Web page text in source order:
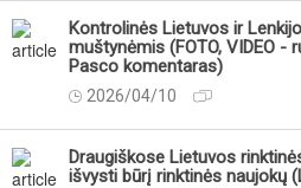
Kontrolinės Lietuvos ir
muštynėmis (FOTO, VIDEO -
Pasco komentaras)
2026/04/10
Draugiškose Lietuvos
išvysti būrį rinktinės naujokų